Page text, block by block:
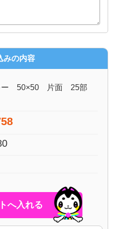
みの内容
キー 50×50 片面 25部